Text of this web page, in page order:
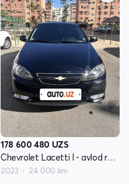
178 600 480 UZS
Chevrolet Lacetti I - avlod restayling
2023 24 000 km